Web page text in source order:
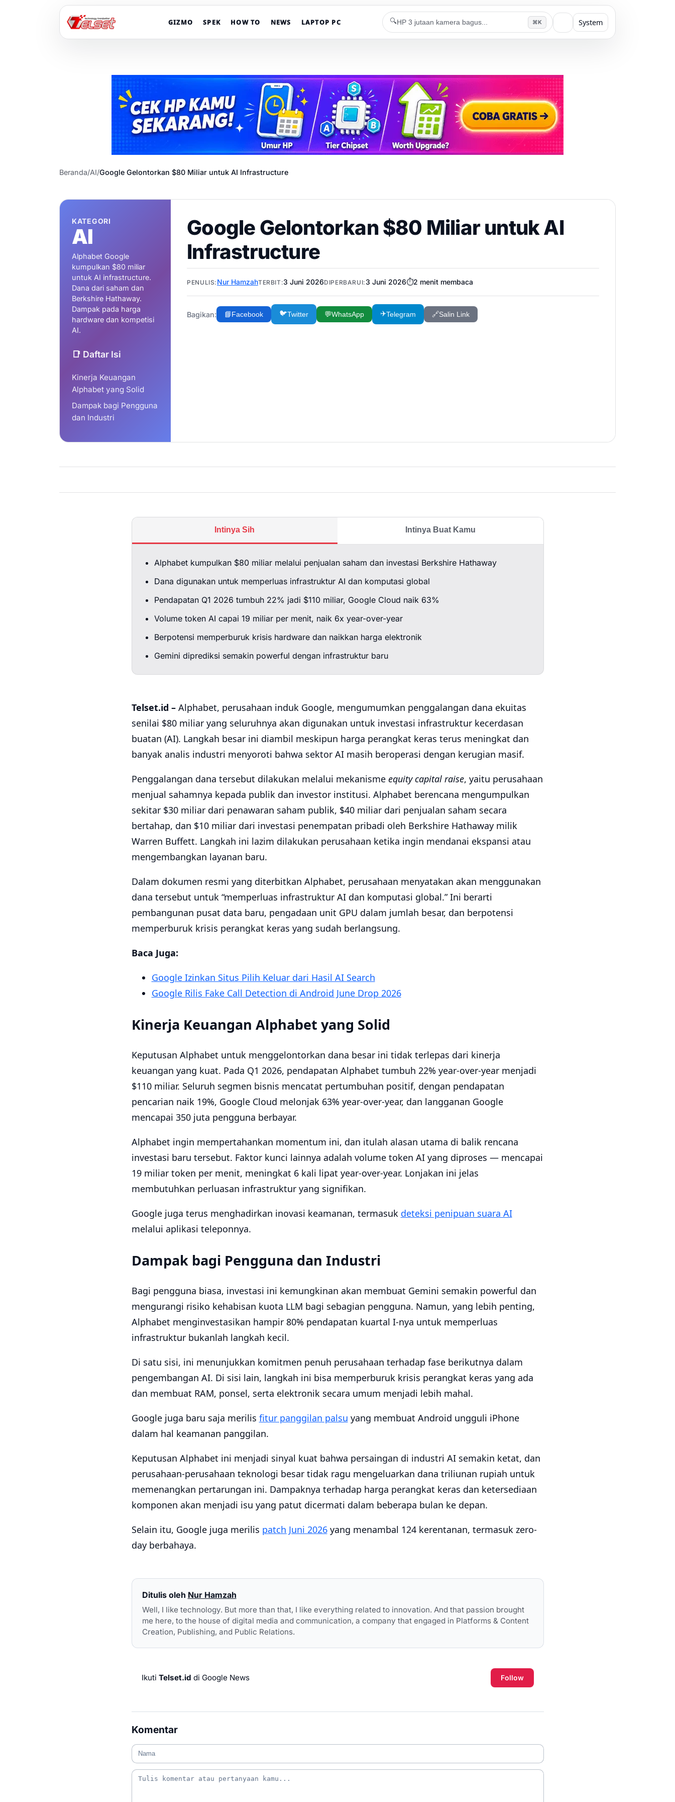
GIZMO SPEK HOW TO NEWS LAPTOP PC 🔍 ⌘K System
Beranda/AI/Google Gelontorkan $80 Miliar untuk AI Infrastructure
KATEGORI
AI
Alphabet Google
kumpulkan $80 miliar
untuk AI infrastructure.
Dana dari saham dan
Berkshire Hathaway.
Dampak pada harga
hardware dan kompetisi
AI.
📑 Daftar Isi
Kinerja Keuangan
Alphabet yang Solid
Dampak bagi Pengguna
dan Industri
Google Gelontorkan $80 Miliar untuk AI
Infrastructure
PENULIS: Nur HamzahTERBIT:3 Juni 2026DIPERBARUI: 3 Juni 2026⏱️2 menit membaca
Bagikan: 📘Facebook 🐦Twitter 💬WhatsApp ✈️Telegram 🔗Salin Link
Intinya Sih Intinya Buat Kamu
Alphabet kumpulkan $80 miliar melalui penjualan saham dan investasi Berkshire Hathaway
Dana digunakan untuk memperluas infrastruktur AI dan komputasi global
Pendapatan Q1 2026 tumbuh 22% jadi $110 miliar, Google Cloud naik 63%
Volume token AI capai 19 miliar per menit, naik 6x year-over-year
Berpotensi memperburuk krisis hardware dan naikkan harga elektronik
Gemini diprediksi semakin powerful dengan infrastruktur baru
Telset.id –Alphabet, perusahaan induk Google, mengumumkan penggalangan dana ekuitas
senilai $80 miliar yang seluruhnya akan digunakan untuk investasi infrastruktur kecerdasan
buatan (AI). Langkah besar ini diambil meskipun harga perangkat keras terus meningkat dan
banyak analis industri menyoroti bahwa sektor AI masih beroperasi dengan kerugian masif.
Penggalangan dana tersebut dilakukan melalui mekanisme equity capital raise, yaitu perusahaan
menjual sahamnya kepada publik dan investor institusi. Alphabet berencana mengumpulkan
sekitar $30 miliar dari penawaran saham publik, $40 miliar dari penjualan saham secara
bertahap, dan $10 miliar dari investasi penempatan pribadi oleh Berkshire Hathaway milik
Warren Buffett. Langkah ini lazim dilakukan perusahaan ketika ingin mendanai ekspansi atau
mengembangkan layanan baru.
Dalam dokumen resmi yang diterbitkan Alphabet, perusahaan menyatakan akan menggunakan
dana tersebut untuk “memperluas infrastruktur AI dan komputasi global.” Ini berarti
pembangunan pusat data baru, pengadaan unit GPU dalam jumlah besar, dan berpotensi
memperburuk krisis perangkat keras yang sudah berlangsung.
Baca Juga:
Google Izinkan Situs Pilih Keluar dari Hasil AI Search
Google Rilis Fake Call Detection di Android June Drop 2026
Kinerja Keuangan Alphabet yang Solid
Keputusan Alphabet untuk menggelontorkan dana besar ini tidak terlepas dari kinerja
keuangan yang kuat. Pada Q1 2026, pendapatan Alphabet tumbuh 22% year-over-year menjadi
$110 miliar. Seluruh segmen bisnis mencatat pertumbuhan positif, dengan pendapatan
pencarian naik 19%, Google Cloud melonjak 63% year-over-year, dan langganan Google
mencapai 350 juta pengguna berbayar.
Alphabet ingin mempertahankan momentum ini, dan itulah alasan utama di balik rencana
investasi baru tersebut. Faktor kunci lainnya adalah volume token AI yang diproses — mencapai
19 miliar token per menit, meningkat 6 kali lipat year-over-year. Lonjakan ini jelas
membutuhkan perluasan infrastruktur yang signifikan.
Google juga terus menghadirkan inovasi keamanan, termasuk deteksi penipuan suara AI
melalui aplikasi teleponnya.
Dampak bagi Pengguna dan Industri
Bagi pengguna biasa, investasi ini kemungkinan akan membuat Gemini semakin powerful dan
mengurangi risiko kehabisan kuota LLM bagi sebagian pengguna. Namun, yang lebih penting,
Alphabet menginvestasikan hampir 80% pendapatan kuartal I-nya untuk memperluas
infrastruktur bukanlah langkah kecil.
Di satu sisi, ini menunjukkan komitmen penuh perusahaan terhadap fase berikutnya dalam
pengembangan AI. Di sisi lain, langkah ini bisa memperburuk krisis perangkat keras yang ada
dan membuat RAM, ponsel, serta elektronik secara umum menjadi lebih mahal.
Google juga baru saja merilis fitur panggilan palsu yang membuat Android ungguli iPhone
dalam hal keamanan panggilan.
Keputusan Alphabet ini menjadi sinyal kuat bahwa persaingan di industri AI semakin ketat, dan
perusahaan-perusahaan teknologi besar tidak ragu mengeluarkan dana triliunan rupiah untuk
memenangkan pertarungan ini. Dampaknya terhadap harga perangkat keras dan ketersediaan
komponen akan menjadi isu yang patut dicermati dalam beberapa bulan ke depan.
Selain itu, Google juga merilis patch Juni 2026yang menambal 124 kerentanan, termasuk zero-
day berbahaya.
Ditulis oleh Nur Hamzah
Well, I like technology. But more than that, I like everything related to innovation. And that passion brought
me here, to the house of digital media and communication, a company that engaged in Platforms & Content
Creation, Publishing, and Public Relations.
Ikuti Telset.id di Google News Follow
Komentar